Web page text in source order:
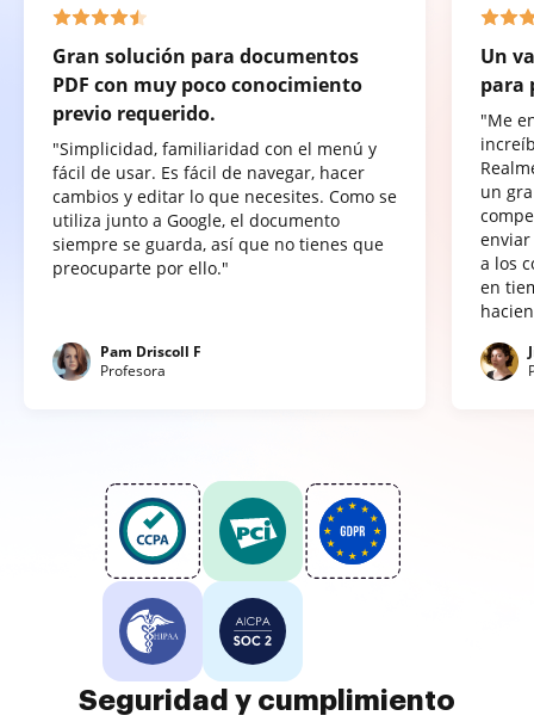
Gran solución para documentos
PDF con muy poco conocimiento
previo requerido.
"Simplicidad, familiaridad con el menú y
fácil de usar. Es fácil de navegar, hacer
cambios y editar lo que necesites. Como se
utiliza junto a Google, el documento
siempre se guarda, así que no tienes que
preocuparte por ello."
Pam Driscoll F
Profesora
Un
para
"Me
un
a los
en
Seguridad y cumplimiento